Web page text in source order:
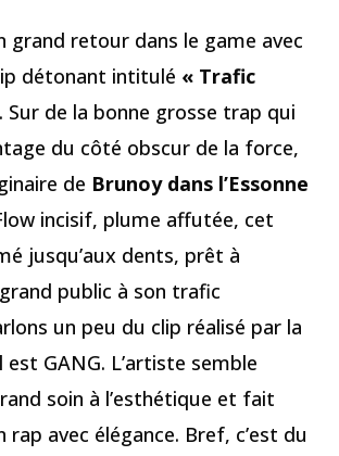
grand retour dans le game avec
détonant intitulé « Trafic
. Sur de la bonne grosse trap qui
du côté obscur de la force,
de Brunoy dans l’Essonne
incisif, plume affutée, cet
jusqu’aux dents, prêt à
public à son trafic
un peu du clip réalisé par la
GANG. L’artiste semble
soin à l’esthétique et fait
rap avec élégance. Bref, c’est du